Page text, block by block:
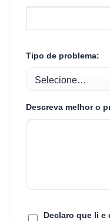
Tipo de problema:
Descreva melhor o
Declaro que li